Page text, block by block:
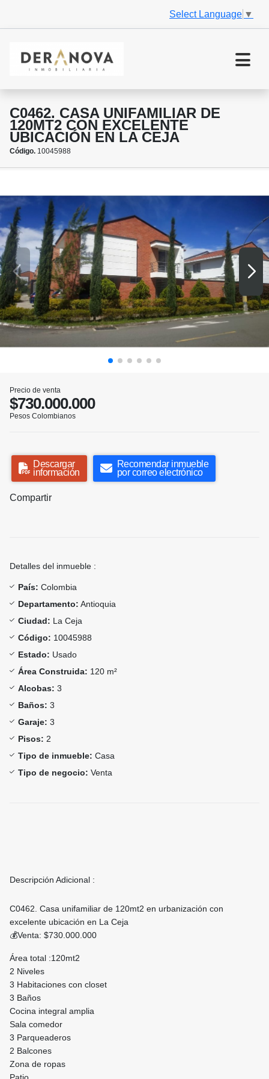
Select Language ▼
C0462. CASA UNIFAMILIAR DE
120MT2 CON EXCELENTE
UBICACIÓN EN LA CEJA
Código. 10045988
Precio de venta
$730.000.000
Pesos Colombianos
Descargar
información
Recomendar inmueble
por correo electrónico
Compartir
Detalles del inmueble :
País: Colombia
Departamento: Antioquia
Ciudad: La Ceja
Código: 10045988
Estado: Usado
Área Construida: 120 m²
Alcobas: 3
Baños: 3
Garaje: 3
Pisos: 2
Tipo de inmueble: Casa
Tipo de negocio: Venta
Descripción Adicional :
C0462. Casa unifamiliar de 120mt2 en urbanización con
excelente ubicación en La Ceja
💰Venta: $730.000.000
Área total :120mt2
2 Niveles
3 Habitaciones con closet
3 Baños
Cocina integral amplia
Sala comedor
3 Parqueaderos
2 Balcones
Zona de ropas